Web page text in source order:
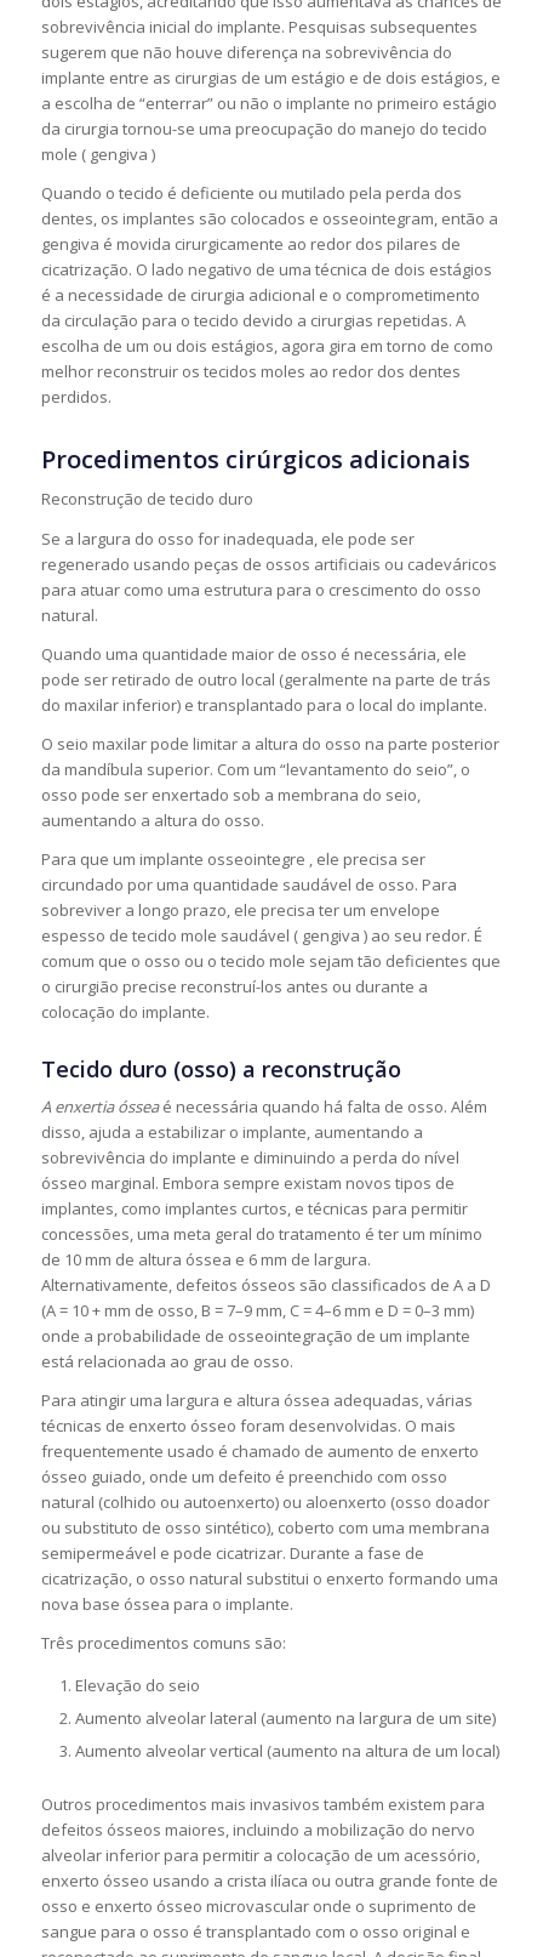
sobrevivência inicial do implante. Pesquisas subsequentes
sugerem que não houve diferença na sobrevivência do
implante entre as cirurgias de um estágio e de dois estágios, e
a escolha de “enterrar” ou não o implante no primeiro estágio
da cirurgia tornou-se uma preocupação do manejo do tecido
mole ( gengiva )
Quando o tecido é deficiente ou mutilado pela perda dos
dentes, os implantes são colocados e osseointegram, então a
gengiva é movida cirurgicamente ao redor dos pilares de
cicatrização. O lado negativo de uma técnica de dois estágios
é a necessidade de cirurgia adicional e o comprometimento
da circulação para o tecido devido a cirurgias repetidas. A
escolha de um ou dois estágios, agora gira em torno de como
melhor reconstruir os tecidos moles ao redor dos dentes
perdidos.
Procedimentos cirúrgicos adicionais
Reconstrução de tecido duro
Se a largura do osso for inadequada, ele pode ser
regenerado usando peças de ossos artificiais ou cadeváricos
para atuar como uma estrutura para o crescimento do osso
natural.
Quando uma quantidade maior de osso é necessária, ele
pode ser retirado de outro local (geralmente na parte de trás
do maxilar inferior) e transplantado para o local do implante.
O seio maxilar pode limitar a altura do osso na parte posterior
da mandíbula superior. Com um “levantamento do seio”, o
osso pode ser enxertado sob a membrana do seio,
aumentando a altura do osso.
Para que um implante osseointegre , ele precisa ser
circundado por uma quantidade saudável de osso. Para
sobreviver a longo prazo, ele precisa ter um envelope
espesso de tecido mole saudável ( gengiva ) ao seu redor. É
comum que o osso ou o tecido mole sejam tão deficientes que
o cirurgião precise reconstruí-los antes ou durante a
colocação do implante.
Tecido duro (osso) a reconstrução
A enxertia ósseaé necessária quando há falta de osso. Além
disso, ajuda a estabilizar o implante, aumentando a
sobrevivência do implante e diminuindo a perda do nível
ósseo marginal. Embora sempre existam novos tipos de
implantes, como implantes curtos, e técnicas para permitir
concessões, uma meta geral do tratamento é ter um mínimo
de 10 mm de altura óssea e 6 mm de largura.
Alternativamente, defeitos ósseos são classificados de A a D
(A = 10 + mm de osso, B = 7–9 mm, C = 4–6 mm e D = 0–3 mm)
onde a probabilidade de osseointegração de um implante
está relacionada ao grau de osso.
Para atingir uma largura e altura óssea adequadas, várias
técnicas de enxerto ósseo foram desenvolvidas. O mais
frequentemente usado é chamado de aumento de enxerto
ósseo guiado, onde um defeito é preenchido com osso
natural (colhido ou autoenxerto) ou aloenxerto (osso doador
ou substituto de osso sintético), coberto com uma membrana
semipermeável e pode cicatrizar. Durante a fase de
cicatrização, o osso natural substitui o enxerto formando uma
nova base óssea para o implante.
Três procedimentos comuns são:
Elevação do seio
Aumento alveolar lateral (aumento na largura de um site)
Aumento alveolar vertical (aumento na altura de um local)
Outros procedimentos mais invasivos também existem para
defeitos ósseos maiores, incluindo a mobilização do nervo
alveolar inferior para permitir a colocação de um acessório,
enxerto ósseo usando a crista ilíaca ou outra grande fonte de
osso e enxerto ósseo microvascular onde o suprimento de
sangue para o osso é transplantado com o osso original e